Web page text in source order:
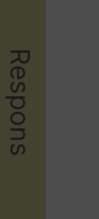
Respons